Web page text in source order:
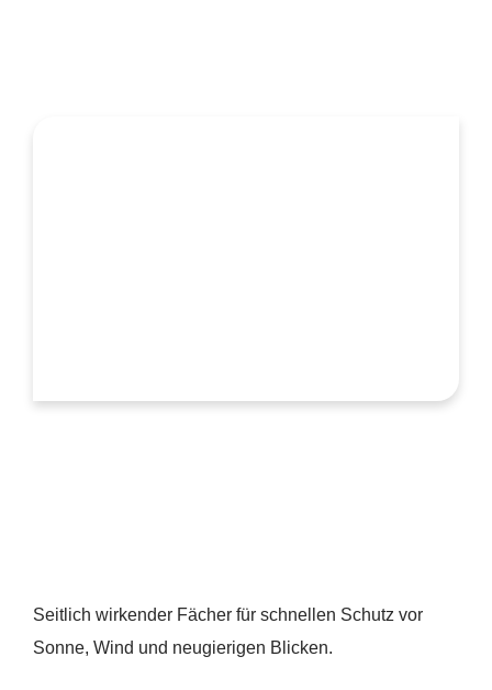
Seitlich wirkender Fächer für schnellen Schutz vor
Sonne, Wind und neugierigen Blicken.